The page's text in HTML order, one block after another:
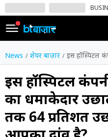
SIGN
IN
Dark
Mode
होम
शेयर
बाज़ार
News शेयर बाज़ार इस हॉस्पिटल कंपनी के मुनाफे में
इस हॉस्पिटल
का धमाकेदार
तक 64 प्रतिशत